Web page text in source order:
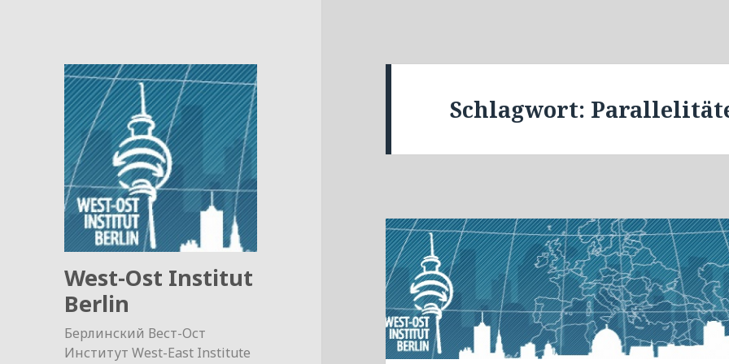
West-Ost Institut
Berlin
Берлинский Вест-Ост
Институт West-East Institute
Schlagwort: